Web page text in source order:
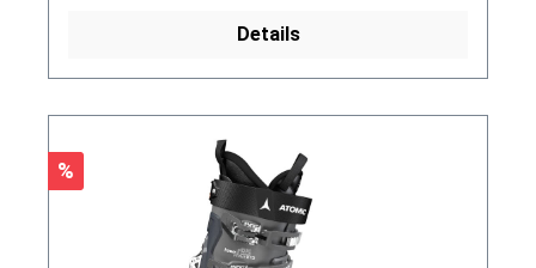
Details
Rabatt
%